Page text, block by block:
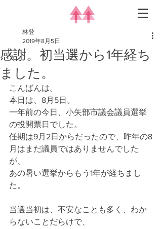
感謝。初当選から1年経ち
ました。
林登
2019年8月5日
こんばんは。
本日は、8月5日。
一年前の今日、小矢部市議会議員選挙
の投開票日でした。
任期は9月2日からだったので、昨年の8
月はまだ議員ではありませんでした
が、
あの暑い選挙からもう1年が経ちまし
た。
当選当初は、不安なことも多く、わか
らないことだらけで、